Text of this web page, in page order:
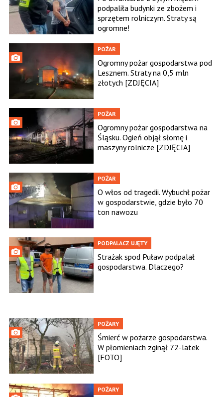
podpaliła budynki ze zbożem i
sprzętem rolniczym. Straty są
ogromne!
POŻAR
Ogromny pożar gospodarstwa pod
Lesznem. Straty na 0,5 mln
złotych [ZDJĘCIA]
POŻAR
Ogromny pożar gospodarstwa na
Śląsku. Ogień objął słomę i
maszyny rolnicze [ZDJĘCIA]
POŻAR
O włos od tragedii. Wybuchł pożar
w gospodarstwie, gdzie było 70
ton nawozu
PODPALACZ UJĘTY
Strażak spod Puław podpalał
gospodarstwa. Dlaczego?
POŻARY
Śmierć w pożarze gospodarstwa.
W płomieniach zginął 72-latek
[FOTO]
POŻARY